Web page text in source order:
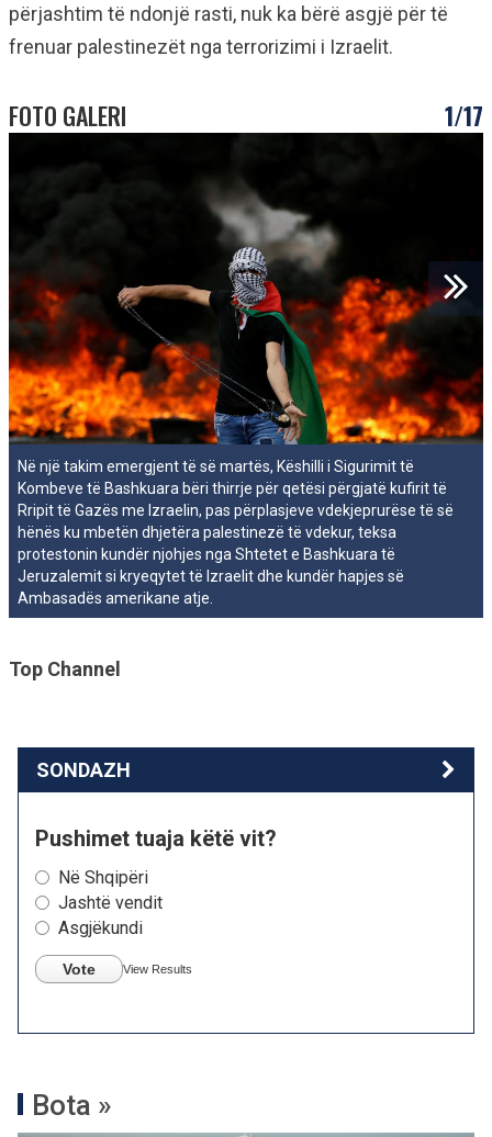
përjashtim të ndonjë rasti, nuk ka bërë asgjë për të
frenuar palestinezët nga terrorizimi i Izraelit.
FOTO GALERI 1/17
Në një takim emergjent të së martës, Këshilli i Sigurimit të
Kombeve të Bashkuara bëri thirrje për qetësi përgjatë kufirit të
Rripit të Gazës me Izraelin, pas përplasjeve vdekjeprurëse të së
hënës ku mbetën dhjetëra palestinezë të vdekur, teksa
protestonin kundër njohjes nga Shtetet e Bashkuara të
Jeruzalemit si kryeqytet të Izraelit dhe kundër hapjes së
Ambasadës amerikane atje.
Top Channel
SONDAZH
Pushimet tuaja këtë vit?
Në Shqipëri
Jashtë vendit
Asgjëkundi
Vote View Results
Bota »